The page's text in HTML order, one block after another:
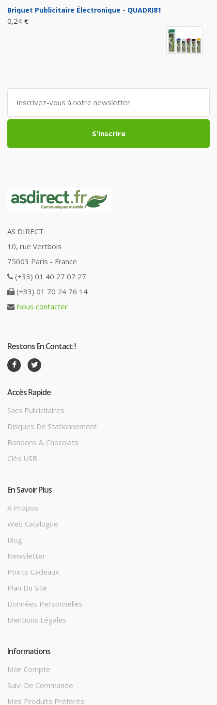
Briquet Publicitaire Électronique - QUADRI81
0,24 €
S'inscrire
AS DIRECT
10, rue Vertbois
75003 Paris - France
(+33) 01 40 27 07 27
(+33) 01 70 24 76 14
Nous contacter
Restons En Contact !
Accès Rapide
Sacs Publicitaires
Disques De Stationnement
Bonbons & Chocolats
Clés USB
En Savoir Plus
A Propos
Web Catalogue
Blog
Newsletter
Points Cadeaux
Plan Du Site
Données Personnelles
Mentions Légales
Informations
Mon Compte
Suivi De Commande
Mes Produits Préférés